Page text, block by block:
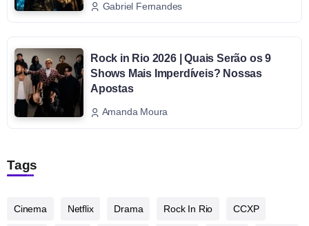
Gabriel Fernandes
Rock in Rio 2026 | Quais Serão os 9
Shows Mais Imperdíveis? Nossas
Apostas
Amanda Moura
Tags
Cinema Netflix Drama Rock In Rio CCXP